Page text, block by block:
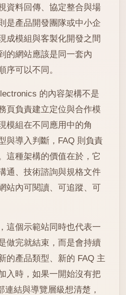
資料回傳、協定整合與場
是產品開發團隊或中小企
成模組與客製化開發之間
的網站應該是同一套內
序可以不同。
的內容架構不是
頁負責建立定位與合作模
模組在不同應用中的角
與導入判斷，FAQ 則負責
這種架構的價值在於，它
通、技術諮詢與規格文件
站內可閱讀、可追蹤、可
這個示範站同時也代表一
做完就結束，而是會持續
的產品類型、新的 FAQ 主
入時，如果一開始沒有把
連結與導覽層級想清楚，